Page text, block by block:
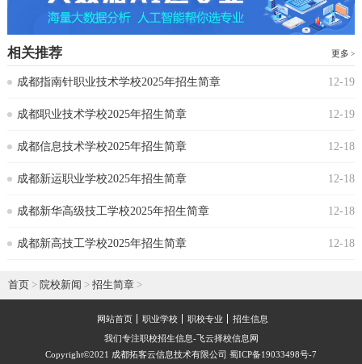
相关推荐 更多
成都指南针职业技术学校2025年招生简章 12-19
成都职业技术学校2025年招生简章 12-19
成都信息技术学校2025年招生简章 12-18
成都新运职业学校2025年招生简章 12-18
成都新华高级技工学校2025年招生简章 12-18
成都新高技工学校2025年招生简章 12-18
首页 > 院校新闻 > 招生简章 >
网站首页 职业学校 职校专业
招生信息
我们专注职校招生信息-飞云择校信息网
Copyright©2021 成都拓客云信息技术有限公司 蜀ICP备19033498号-7